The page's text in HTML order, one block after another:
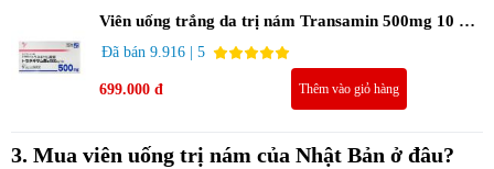
Viên uống trắng da trị nám Transamin 500mg 10 vỉ
100 viên
Đã bán 9.916 | 5
699.000 đ Thêm vào giỏ hàng
3. Mua viên uống trị nám của Nhật Bản ở đâu?